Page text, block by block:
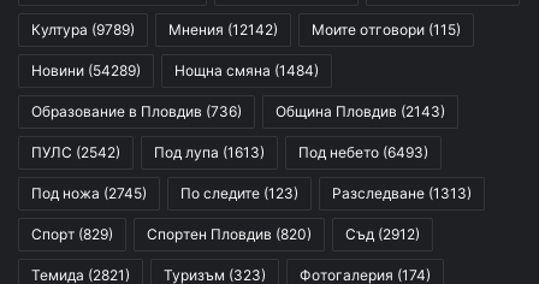
Култура (9789) Мнения (12142) Моите отговори (115)
Новини (54289) Нощна смяна (1484)
Образование в Пловдив (736) Община Пловдив (2143)
ПУЛС (2542) Под лупа (1613) Под небето (6493)
Под ножа (2745) По следите (123) Разследване (1313)
Спорт (829) Спортен Пловдив (820) Съд (2912)
Темида (2821) Туризъм (323) Фотогалерия (174)